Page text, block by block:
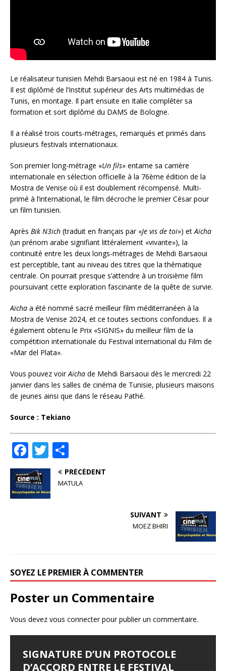
Le réalisateur tunisien Mehdi Barsaoui est né en 1984 à Tunis.
Il est diplômé de l’Institut supérieur des Arts multimédias de
Tunis, en montage. Il part ensuite en Italie compléter sa
formation et sort diplômé du DAMS de Bologne.
Il a réalisé trois courts-métrages, remarqués et primés dans
plusieurs festivals internationaux.
Son premier long-métrage «Un fils» entame sa carrière
internationale en sélection officielle à la 76ème édition de la
Mostra de Venise où il est doublement récompensé. Multi-
primé à l’international, le film décroche le premier César pour
un film tunisien.
Après Bik N3ich (traduit en français par «Je vis de toi») etAïcha
(un prénom arabe signifiant littéralement «vivante»), la
continuité entre les deux longs-métrages de Mehdi Barsaoui
est perceptible, tant au niveau des titres que la thématique
centrale. On pourrait presque s’attendre à un troisième film
poursuivant cette exploration fascinante de la quête de survie.
Aïcha a été nommé sacré meilleur film méditerranéen à la
Mostra de Venise 2024, et ce toutes sections confondues. Il a
également obtenu le Prix «SIGNIS» du meilleur film de la
compétition internationale du Festival international du Film de
«Mar del Plata».
Vous pouvez voirAïcha de Mehdi Barsaoui dès le mercredi 22
janvier dans les salles de cinéma de Tunisie, plusieurs maisons
de jeunes ainsi que dans le réseau Pathé.
Source : Tekiano
F
a
c
e
T
w
it
te
ar
ta
PRÉCÉDENT
MATULA
SUIVANT
MOEZ BHIRI
SOYEZ LE PREMIER À COMMENTER
Poster un Commentaire
Vous devez vous connecterpour publier un commentaire.
SIGNATURE D’UN PROTOCOLE
D’ACCORD ENTRE LE FESTIVAL
FESTIVAL D’AMMAN 2026 : EYA
BELLAGHA SACRÉE MEILLEURE
LES JOURNÉES
CINÉMATOGRAPHIQUES DE
LE SYNDROME DE DJAMILA
JALILA BORHANE